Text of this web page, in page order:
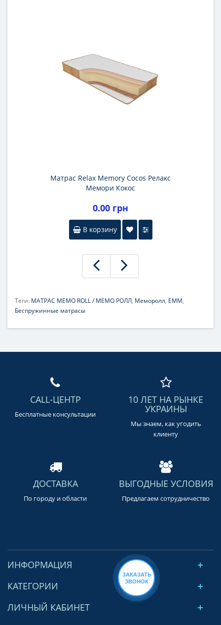
Матрас Relax Memory Cocos Релакс
Мемори Кокос
0.00 грн
В корзину
Теги: МАТРАС MEMO ROLL / МЕМО РОЛЛ, Меморолл, ЕММ,
Беспружинные матрасы
CALL-ЦЕНТР
Бесплатные консультации
10 ЛЕТ НА РЫНКЕ
УКРАИНЫ
Мы знаем, как угодить
клиенту
ДОСТАВКА
По городу и области
ВЫГОДНЫЕ УСЛОВИЯ
Предлагаем сотрудничество
ИНФОРМАЦИЯ
КАТЕГОРИИ
ЛИЧНЫЙ КАБИНЕТ
ЗАКАЗАТЬ
ЗВОНОК